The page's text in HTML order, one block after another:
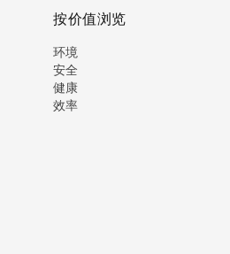
按价值浏览
环境
安全
健康
效率